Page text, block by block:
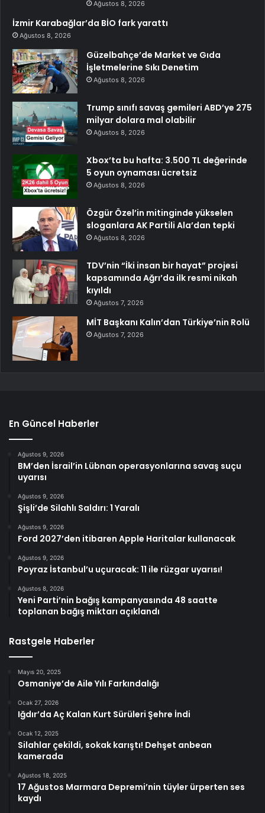
Ağustos 8, 2026
İzmir Karabağlar’da BİO fark yarattı
Ağustos 8, 2026
Güzelbahçe’de Market ve Gıda
İşletmelerine Sıkı Denetim
Ağustos 8, 2026
Trump sınıfı savaş gemileri ABD’ye 275
milyar dolara mal olabilir
Ağustos 8, 2026
Xbox’ta bu hafta: 3.500 TL değerinde
5 oyun oynaması ücretsiz
Ağustos 8, 2026
Özgür Özel’in mitinginde yükselen
sloganlara AK Partili Ala’dan tepki
Ağustos 8, 2026
TDV’nin “İki insan bir hayat” projesi
kapsamında Ağrı’da ilk resmi nikah
kıyıldı
Ağustos 7, 2026
MİT Başkanı Kalın’dan Türkiye’nin Rolü
Ağustos 7, 2026
En Güncel Haberler
Ağustos 9, 2026
BM’den İsrail’in Lübnan operasyonlarına savaş suçu
uyarısı
Ağustos 9, 2026
Şişli’de Silahlı Saldırı: 1 Yaralı
Ağustos 9, 2026
Ford 2027’den itibaren Apple Haritalar kullanacak
Ağustos 9, 2026
Poyraz İstanbul’u uçuracak: 11 ile rüzgar uyarısı!
Ağustos 8, 2026
Yeni Parti’nin bağış kampanyasında 48 saatte
toplanan bağış miktarı açıklandı
Rastgele Haberler
Mayıs 20, 2025
Osmaniye’de Aile Yılı Farkındalığı
Ocak 27, 2026
Iğdır’da Aç Kalan Kurt Sürüleri Şehre İndi
Ocak 12, 2025
Silahlar çekildi, sokak karıştı! Dehşet anbean
kamerada
Ağustos 18, 2025
17 Ağustos Marmara Depremi’nin tüyler ürperten ses
kaydı